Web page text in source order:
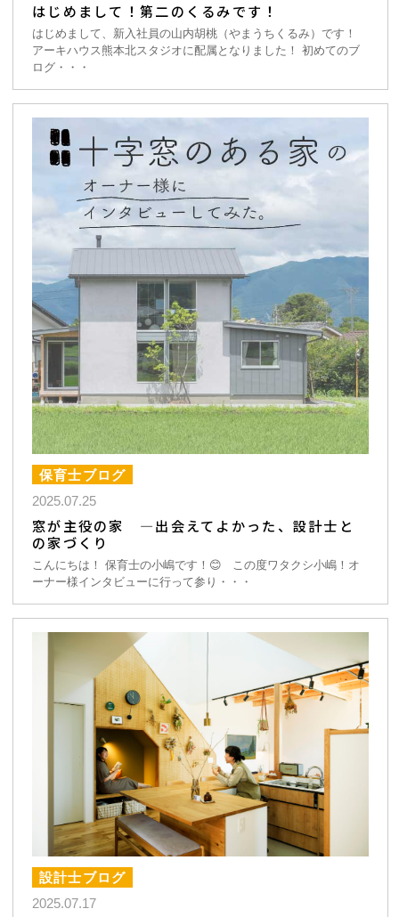
はじめまして！第二のくるみです！
はじめまして、新入社員の山内胡桃（やまうちくるみ）です！
アーキハウス熊本北スタジオに配属となりました！ 初めてのブ
ログ・・・
保育士ブログ
2025.07.25
窓が主役の家 ―出会えてよかった、設計士と
の家づくり
こんにちは！ 保育士の小嶋です！😊 この度ワタクシ小嶋！オ
ーナー様インタビューに行って参り・・・
設計士ブログ
2025.07.17